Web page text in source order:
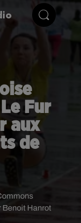
Fur
aux
de
Benoit Hanrot